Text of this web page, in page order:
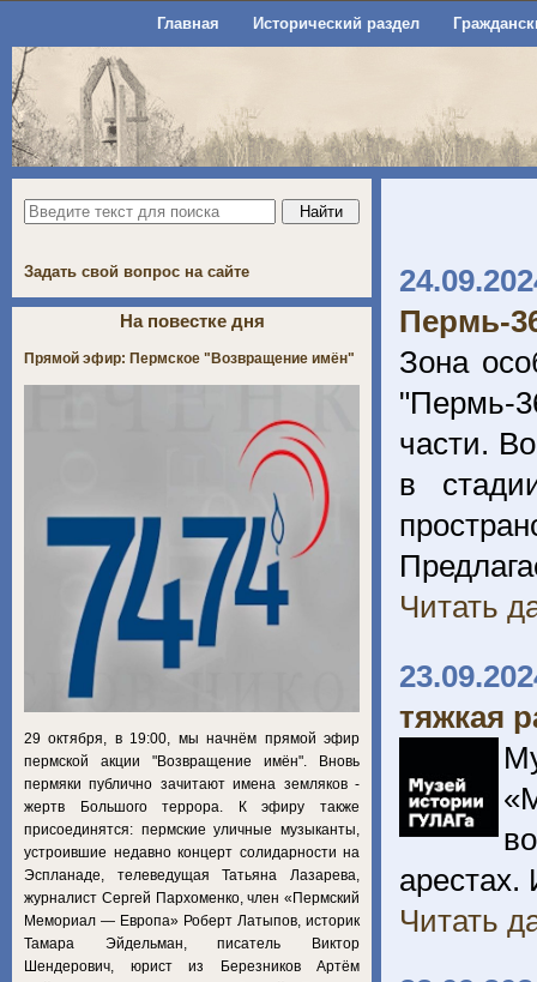
Главная Исторический раздел
Пермь-
Зона
"Пермь-
части.
в
Читать
тяжкая
арестах.
Читать
Задать свой вопрос на сайте
На повестке дня
Прямой эфир: Пермское "Возвращение имён"
29 октября, в 19:00, мы начнём прямой эфир
пермской акции "Возвращение имён". Вновь
пермяки публично зачитают имена земляков -
жертв Большого террора. К эфиру также
присоединятся: пермские уличные музыканты,
устроившие недавно концерт солидарности на
Эспланаде, телеведущая Татьяна Лазарева,
журналист Сергей Пархоменко, член «Пермский
Мемориал — Европа» Роберт Латыпов, историк
Тамара Эйдельман, писатель Виктор
Шендерович, юрист из Березников Артём